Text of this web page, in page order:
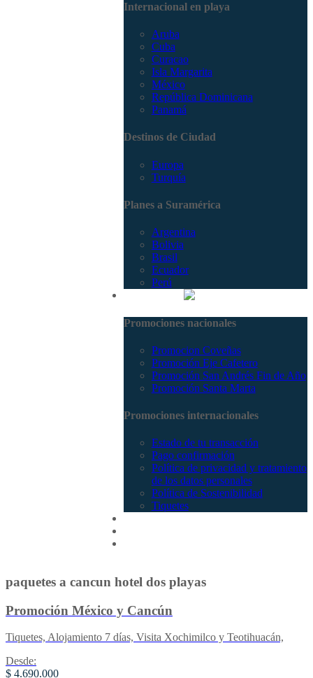
Internacional en playa
Aruba
Cuba
Curacao
Isla Margarita
México
República Dominicana
Panamá
Destinos de Ciudad
Europa
Turquía
Planes a Suramérica
Argentina
Bolivia
Brasil
Ecuador
Perú
Promociones nacionales
Promocion Coveñas
Promoción Eje Cafetero
Promoción San Andrés Fin de Año
Promoción Santa Marta
Promociones internacionales
Estado de tu transacción
Pago confirmación
Política de privacidad y tratamiento
de los datos personales
Política de Sostenibilidad
Tiquetes
paquetes a cancun hotel dos playas
Promoción México y Cancún
Tiquetes, Alojamiento 7 días, Visita Xochimilco y Teotihuacán,
Desde:
$ 4.690.000